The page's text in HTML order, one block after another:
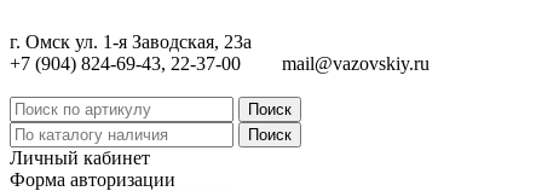
г. Омск ул. 1-я Заводская, 23а
+7 (904) 824-69-43, 22-37-00
mail@vazovskiy.ru
Поиск
Поиск
Личный кабинет
Форма авторизации